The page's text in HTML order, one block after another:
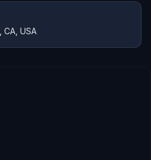
CA, USA